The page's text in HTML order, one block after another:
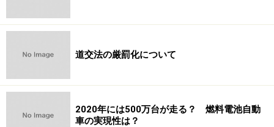
道交法の厳罰化について
2020年には500万台が走る？ 燃料電池自動
車の実現性は？